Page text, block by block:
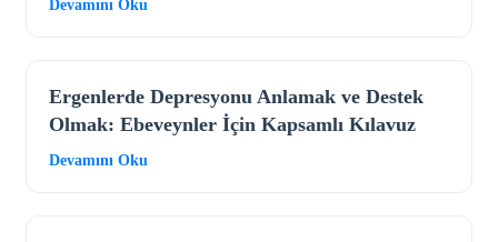
Devamını Oku
Ergenlerde Depresyonu Anlamak ve Destek
Olmak: Ebeveynler İçin Kapsamlı Kılavuz
Devamını Oku